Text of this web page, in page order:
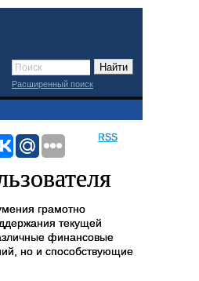
Расширенный поиск
RSS
грамотно
текущей
финансовые
но и способствующие